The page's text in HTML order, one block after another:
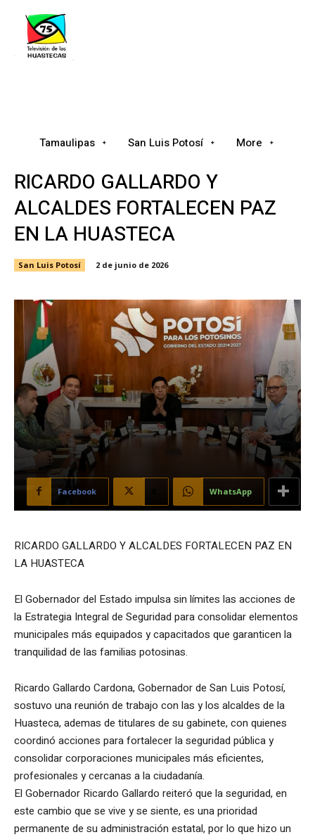
Tamaulipas San Luis Potosí More
RICARDO GALLARDO Y
ALCALDES FORTALECEN PAZ
EN LA HUASTECA
San Luis Potosí 2 de junio de 2026
Facebook WhatsApp
RICARDO GALLARDO Y ALCALDES FORTALECEN PAZ EN
LA HUASTECA
El Gobernador del Estado impulsa sin límites las acciones de
la Estrategia Integral de Seguridad para consolidar elementos
municipales más equipados y capacitados que garanticen la
tranquilidad de las familias potosinas.
Ricardo Gallardo Cardona, Gobernador de San Luis Potosí,
sostuvo una reunión de trabajo con las y los alcaldes de la
Huasteca, ademas de titulares de su gabinete, con quienes
coordinó acciones para fortalecer la seguridad pública y
consolidar corporaciones municipales más eficientes,
profesionales y cercanas a la ciudadanía.
El Gobernador Ricardo Gallardo reiteró que la seguridad, en
este cambio que se vive y se siente, es una prioridad
permanente de su administración estatal, por lo que hizo un